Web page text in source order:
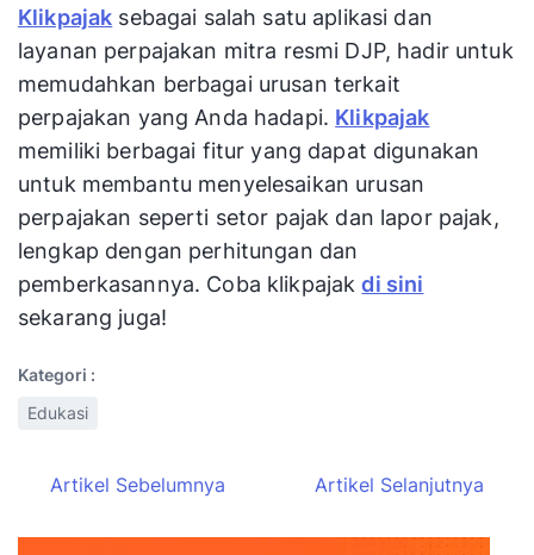
Klikpajak sebagai salah satu aplikasi dan
layanan perpajakan mitra resmi DJP, hadir untuk
memudahkan berbagai urusan terkait
perpajakan yang Anda hadapi. Klikpajak
memiliki berbagai fitur yang dapat digunakan
untuk membantu menyelesaikan urusan
perpajakan seperti setor pajak dan lapor pajak,
lengkap dengan perhitungan dan
pemberkasannya. Coba klikpajakdi sini
sekarang juga!
Kategori :
Edukasi
Artikel Sebelumnya Artikel Selanjutnya